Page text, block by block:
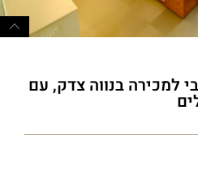
למכירה בנווה צדק, עם